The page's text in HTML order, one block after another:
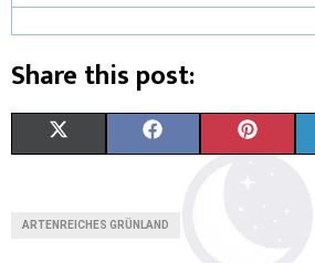
Share this post:
T
ARTENREICHES GRÜNLAND